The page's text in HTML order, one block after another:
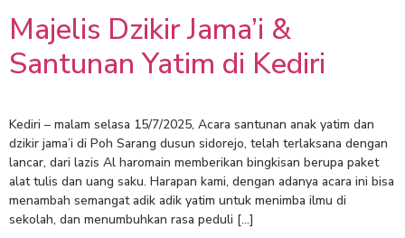
Majelis Dzikir Jama’i &
Santunan Yatim di Kediri
Kediri – malam selasa 15/7/2025, Acara santunan anak yatim dan
dzikir jama’i di Poh Sarang dusun sidorejo, telah terlaksana dengan
lancar, dari lazis Al haromain memberikan bingkisan berupa paket
alat tulis dan uang saku. Harapan kami, dengan adanya acara ini bisa
menambah semangat adik adik yatim untuk menimba ilmu di
sekolah, dan menumbuhkan rasa peduli […]